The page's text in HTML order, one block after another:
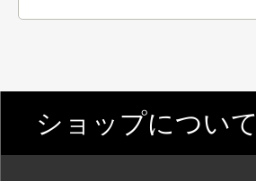
ショップについて